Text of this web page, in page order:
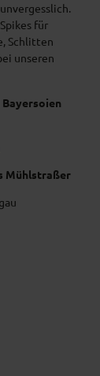
unvergesslich.
für
Schlitten
unseren
Mühlstraßer